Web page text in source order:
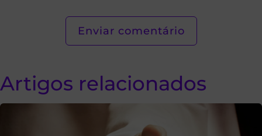
Artigos relacionados